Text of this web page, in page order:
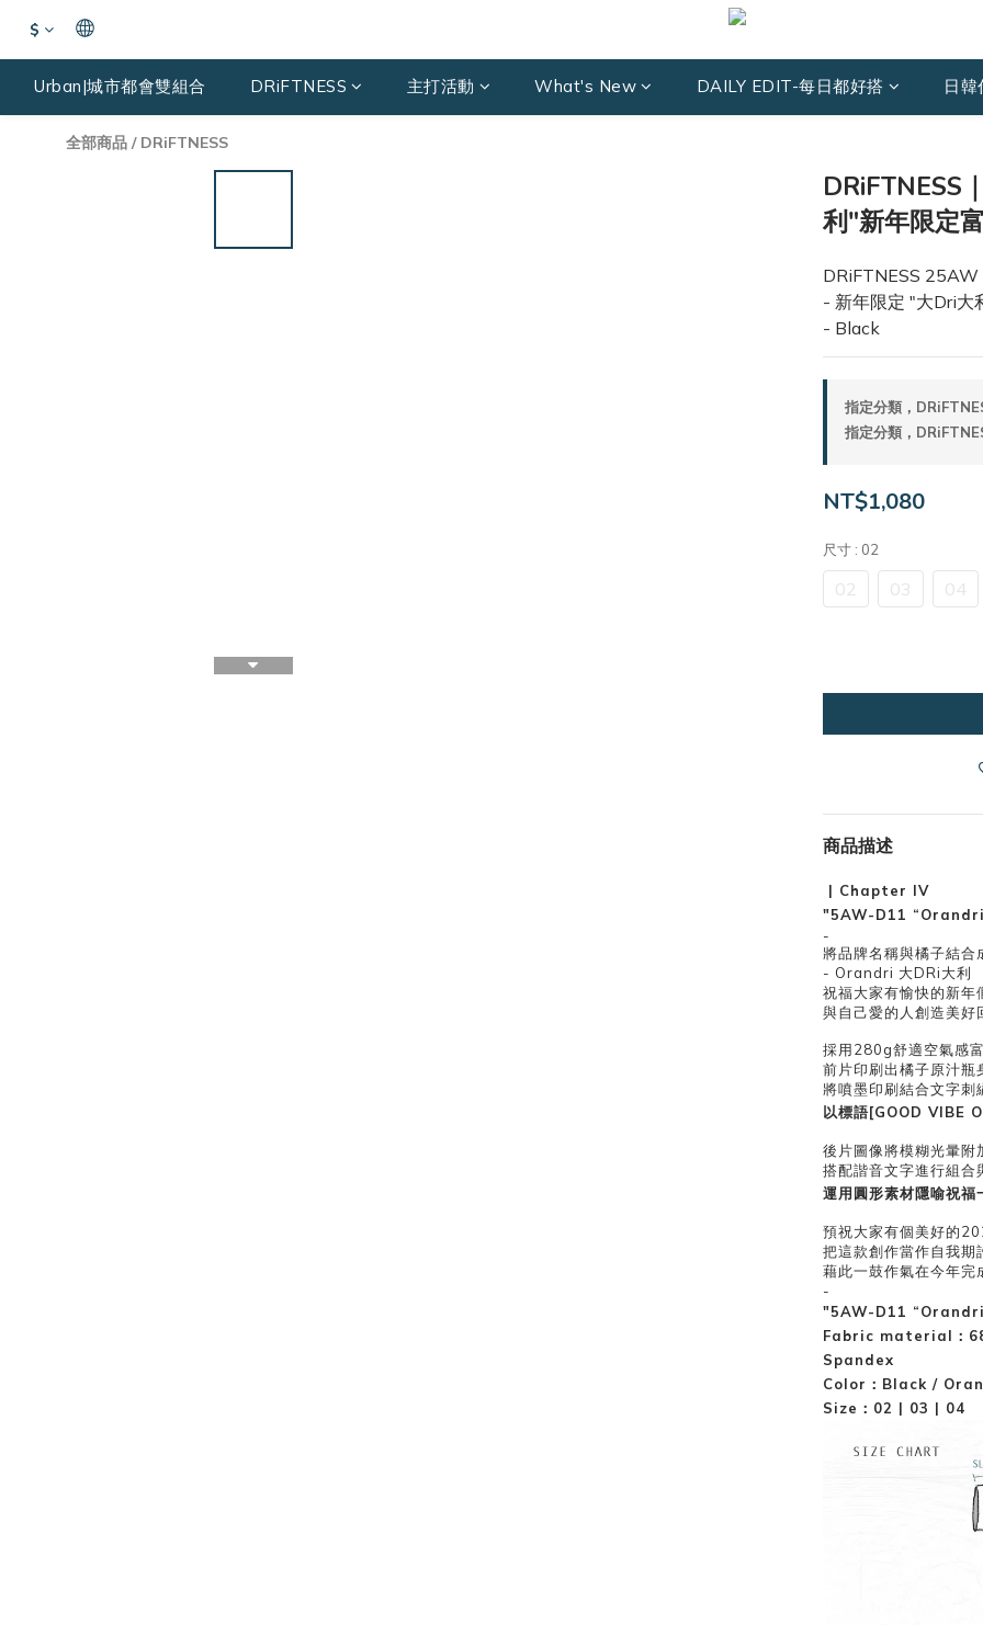
$
Urban|城市都會雙組合 DRiFTNESS 主打活動 What's New DAILY EDIT-每日都好搭 日韓
全部商品 / DRiFTNESS
DRiFTNESS
利"新年限定
DRiFTNESS 25AW
- 新年限定 "大Dri大
- Black
指定分類，
指定分類，
NT$1,080
尺寸 : 02
02 03 04
商品描述
| Chapter lV
"5AW-D11
-
將品牌名稱與橘子結合
- Orandri 大DRi大利
祝福大家有愉快的新年
與自己愛的人創造美好
採用280g舒適空氣感
前片印刷出橘子原汁瓶
將噴墨印刷結合文字刺
以標語[GOOD VIBE
後片圖像將模糊光暈附
搭配諧音文字進行組合
運用圓形素材隱喻祝福
預祝大家有個美好的
把這款創作當作自我期
藉此一鼓作氣在今年完
-
"5AW-D11
Fabric material：
Spandex
Color：Black /
Size：02 | 03 | 04